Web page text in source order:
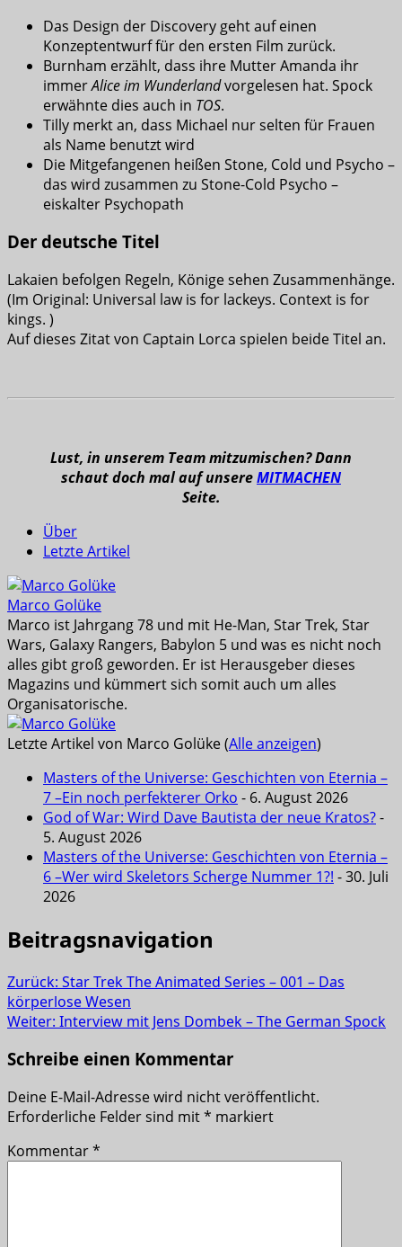
Das Design der Discovery geht auf einen
Konzeptentwurf für den ersten Film zurück.
Burnham erzählt, dass ihre Mutter Amanda ihr
immerAlice im Wunderlandvorgelesen hat. Spock
erwähnte dies auch in TOS.
Tilly merkt an, dass Michael nur selten für Frauen
als Name benutzt wird
Die Mitgefangenen heißen Stone, Cold und Psycho –
das wird zusammen zu Stone-Cold Psycho –
eiskalter Psychopath
Der deutsche Titel
Lakaien befolgen Regeln, Könige sehen Zusammenhänge.
(Im Original: Universal law is for lackeys. Context is for
kings. )
Auf dieses Zitat von Captain Lorca spielen beide Titel an.
Lust, in unserem Team mitzumischen? Dann
schaut doch mal auf unsereMITMACHEN
Seite.
Über
Letzte Artikel
Marco Golüke
Marco ist Jahrgang 78 und mit He-Man, Star Trek, Star
Wars, Galaxy Rangers, Babylon 5 und was es nicht noch
alles gibt groß geworden. Er ist Herausgeber dieses
Magazins und kümmert sich somit auch um alles
Organisatorische.
Letzte Artikel von Marco Golüke(Alle anzeigen)
Masters of the Universe: Geschichten von Eternia –
7 –Ein noch perfekterer Orko - 6. August 2026
God of War: Wird Dave Bautista der neue Kratos?-
5. August 2026
Masters of the Universe: Geschichten von Eternia –
6 –Wer wird Skeletors Scherge Nummer 1?! - 30. Juli
2026
Beitragsnavigation
Zurück: Star Trek The Animated Series – 001 – Das
körperlose Wesen
Weiter: Interview mit Jens Dombek – The German Spock
Schreibe einen Kommentar
Deine E-Mail-Adresse wird nicht veröffentlicht.
Erforderliche Felder sind mit* markiert
Kommentar*